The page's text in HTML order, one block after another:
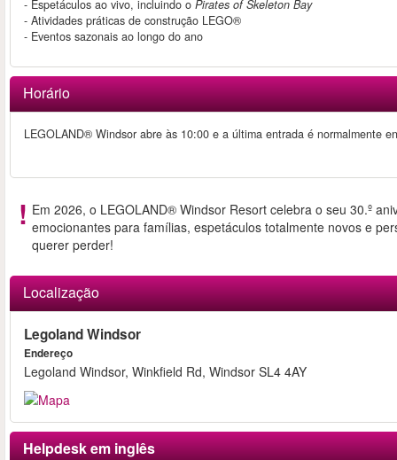
- Espetáculos ao vivo, incluindo o Pirates of Skeleton Bay
- Atividades práticas de construção LEGO®
- Eventos sazonais ao longo do ano
Horário
LEGOLAND® Windsor abre às 10:00 e a última entrada é normalmente
Em 2026, o LEGOLAND® Windsor Resort celebra o seu 30.º
emocionantes para famílias, espetáculos totalmente novos e
querer perder!
Localização
Legoland Windsor
Endereço
Legoland Windsor, Winkfield Rd, Windsor SL4 4AY
Helpdesk em inglês